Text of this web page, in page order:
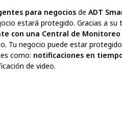
para negocios de ADT
estará protegido. Gracias a su
con una Central de Monitoreo
Tu negocio puede estar
como: notificaciones en
de video.